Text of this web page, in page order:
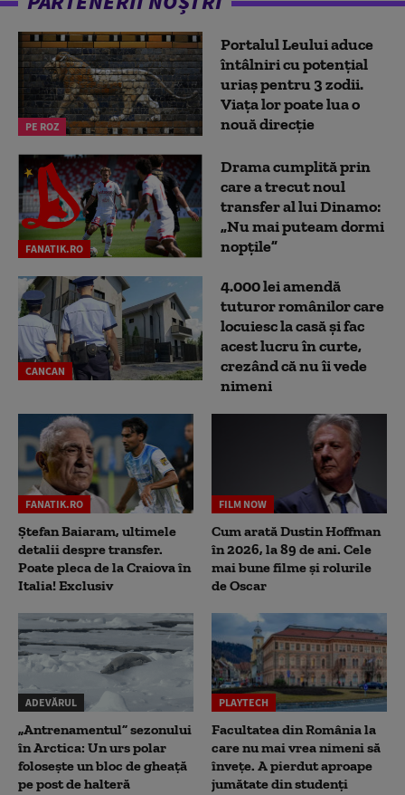
PE ROZ
Portalul Leului aduce
întâlniri cu potențial
uriaș pentru 3 zodii.
Viața lor poate lua o
nouă direcție
FANATIK.RO
Drama cumplită prin
care a trecut noul
transfer al lui Dinamo:
„Nu mai puteam dormi
nopțile”
CANCAN
4.000 lei amendă
tuturor românilor care
locuiesc la casă și fac
acest lucru în curte,
crezând că nu îi vede
nimeni
FANATIK.RO
Ștefan Baiaram, ultimele
detalii despre transfer.
Poate pleca de la Craiova în
Italia! Exclusiv
FILM NOW
Cum arată Dustin Hoffman
în 2026, la 89 de ani. Cele
mai bune filme și rolurile
de Oscar
ADEVĂRUL
„Antrenamentul” sezonului
în Arctica: Un urs polar
folosește un bloc de gheață
pe post de halteră
PLAYTECH
Facultatea din România la
care nu mai vrea nimeni să
înveţe. A pierdut aproape
jumătate din studenţi